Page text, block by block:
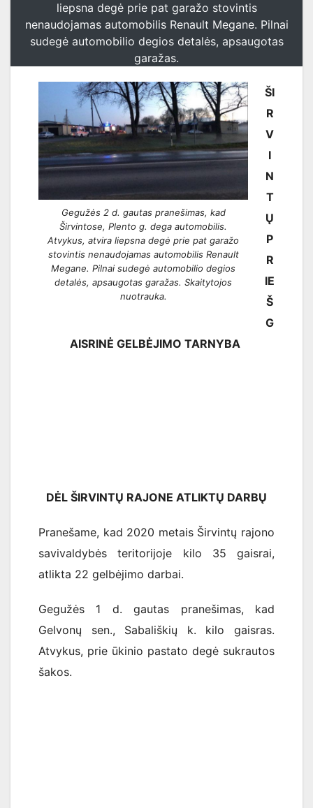
liepsna degė prie pat garažo stovintis
nenaudojamas automobilis Renault Megane. Pilnai
sudegė automobilio degios detalės, apsaugotas
garažas.
Gegužės 2 d. gautas pranešimas, kad
Širvintose, Plento g. dega automobilis.
Atvykus, atvira liepsna degė prie pat garažo
stovintis nenaudojamas automobilis Renault
Megane. Pilnai sudegė automobilio degios
detalės, apsaugotas garažas. Skaitytojos
nuotrauka.
ŠI
R
V
I
N
T
Ų
P
R
IE
Š
G
AISRINĖ GELBĖJIMO TARNYBA
DĖL ŠIRVINTŲ RAJONE ATLIKTŲ DARBŲ
Pranešame, kad 2020 metais Širvintų rajono
savivaldybės teritorijoje kilo 35 gaisrai,
atlikta 22 gelbėjimo darbai.
Gegužės 1 d. gautas pranešimas, kad
Gelvonų sen., Sabališkių k. kilo gaisras.
Atvykus, prie ūkinio pastato degė sukrautos
šakos.